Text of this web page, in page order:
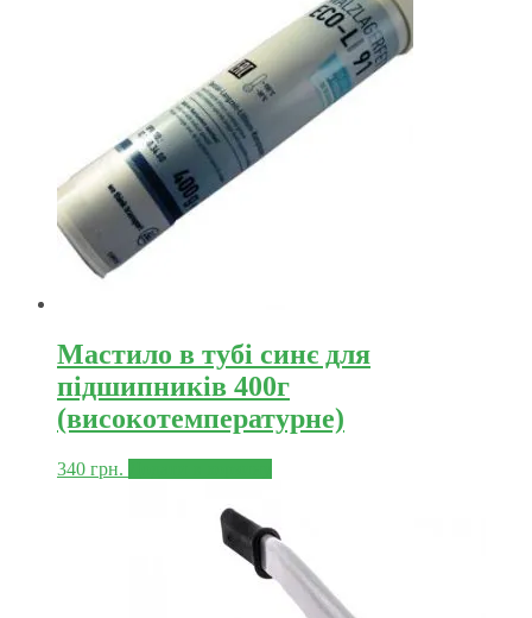
Мастило в тубі синє для
підшипників 400г
(високотемпературне)
340 грн.